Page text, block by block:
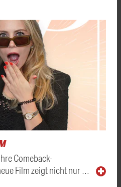
Comeback-
Film zeigt nicht nur …